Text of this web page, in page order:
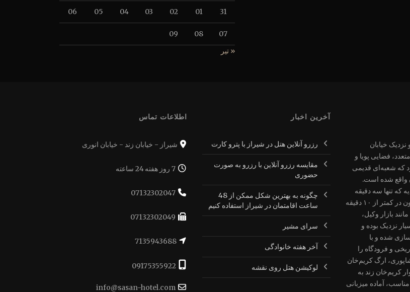
31
01
02
03
04
05
06
07
08
09
« تیر
اطلاعات تماس
شیراز - خیابان زند - خیابان انوری
آخرین اخبار
رزرو آنلاین هتل در شیراز با پترو کارت
مقایسه رزرو آنلاین با رزرو به صورت
حضوری
چگونه به بهترین شکل ممکن از 48
ساعت اقامتمان در شیراز استفاده کنیم
سرای مشیر
آخر هفته خانوادگی
لوکیشن هتل روی نقشه
خیابان
فضایی پویا و
که شعبه‌ای قدیمی
واقع شده است.
که تنها سه دقیقه
پیاده فاصله دارد، از مزایای اقامت در هتل است. همچنین مجتمع تجاری زیتون در کمتر از ۱۰ دقیقه
بازار وکیل،
نزدیک بوده و
کمی پیاده‌روی امکان‌پذیر است. این هتل در سال ۱۳۹۷ بازسازی شده و با
و فرودگاه را
ارگ کریم‌خان
کریم‌خان زند به
آماده میزبانی